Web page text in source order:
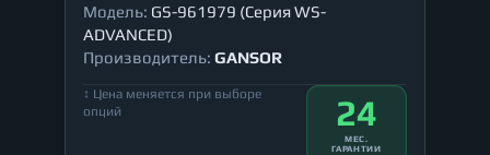
Модель: GS-961979 (Серия WS-
ADVANCED)
Производитель: GANSOR
↕ Цена меняется при выборе
опций
24
МЕС.
ГАРАНТИИ